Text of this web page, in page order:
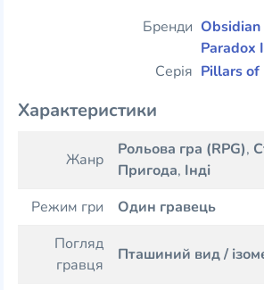
Бренди
Paradox
Серія Pillars of
Характеристики
Жанр
Рольова гра (RPG),
Пригода, Інді
Режим гри
Один гравець
Погляд
гравця
Пташиний вид /